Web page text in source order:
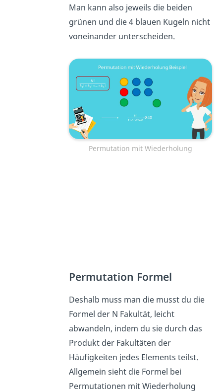
Man kann also jeweils die beiden
grünen und die 4 blauen Kugeln nicht
voneinander unterscheiden.
Permutation mit Wiederholung
Permutation Formel
Deshalb muss man die musst du die
Formel der N Fakultät, leicht
abwandeln, indem du sie durch das
Produkt der Fakultäten der
Häufigkeiten jedes Elements teilst.
Allgemein sieht die Formel bei
Permutationen mit Wiederholung